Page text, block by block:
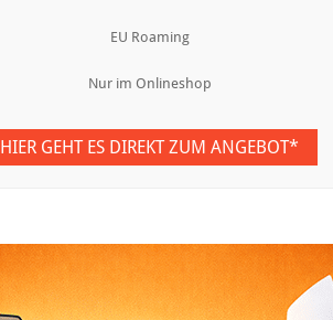
EU Roaming
Nur im Onlineshop
HIER GEHT ES DIREKT ZUM ANGEBOT*